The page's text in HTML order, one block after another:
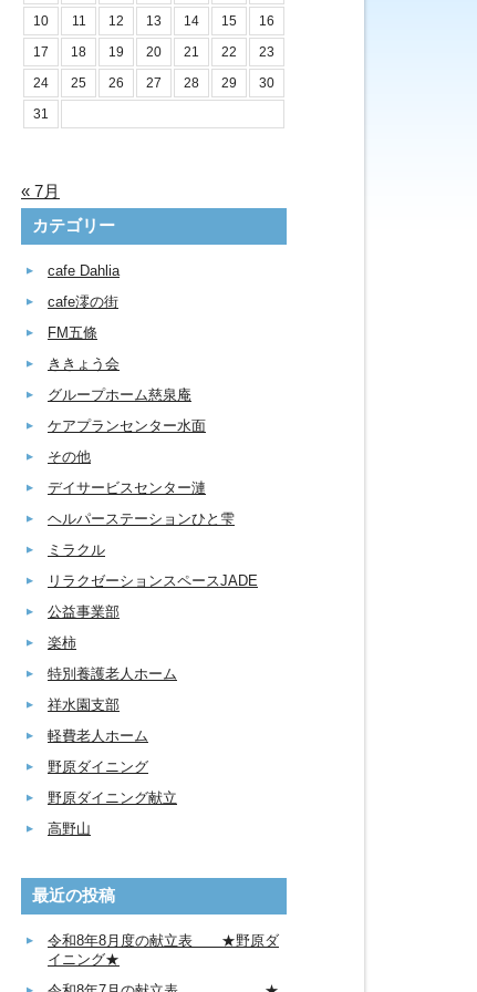
10 11 12 13 14 15
16
17
18 19 20 21 22
23
24
25 26 27 28 29
30
31
« 7月
カテゴリー
cafe Dahlia
cafe澪の街
FM五條
ききょう会
グループホーム慈泉庵
ケアプランセンター水面
その他
デイサービスセンター漣
ヘルパーステーションひと雫
ミラクル
リラクゼーションスペースJADE
公益事業部
楽柿
特別養護老人ホーム
祥水園支部
軽費老人ホーム
野原ダイニング
野原ダイニング献立
高野山
最近の投稿
令和8年8月度の献立表 ★野原ダ
イニング★